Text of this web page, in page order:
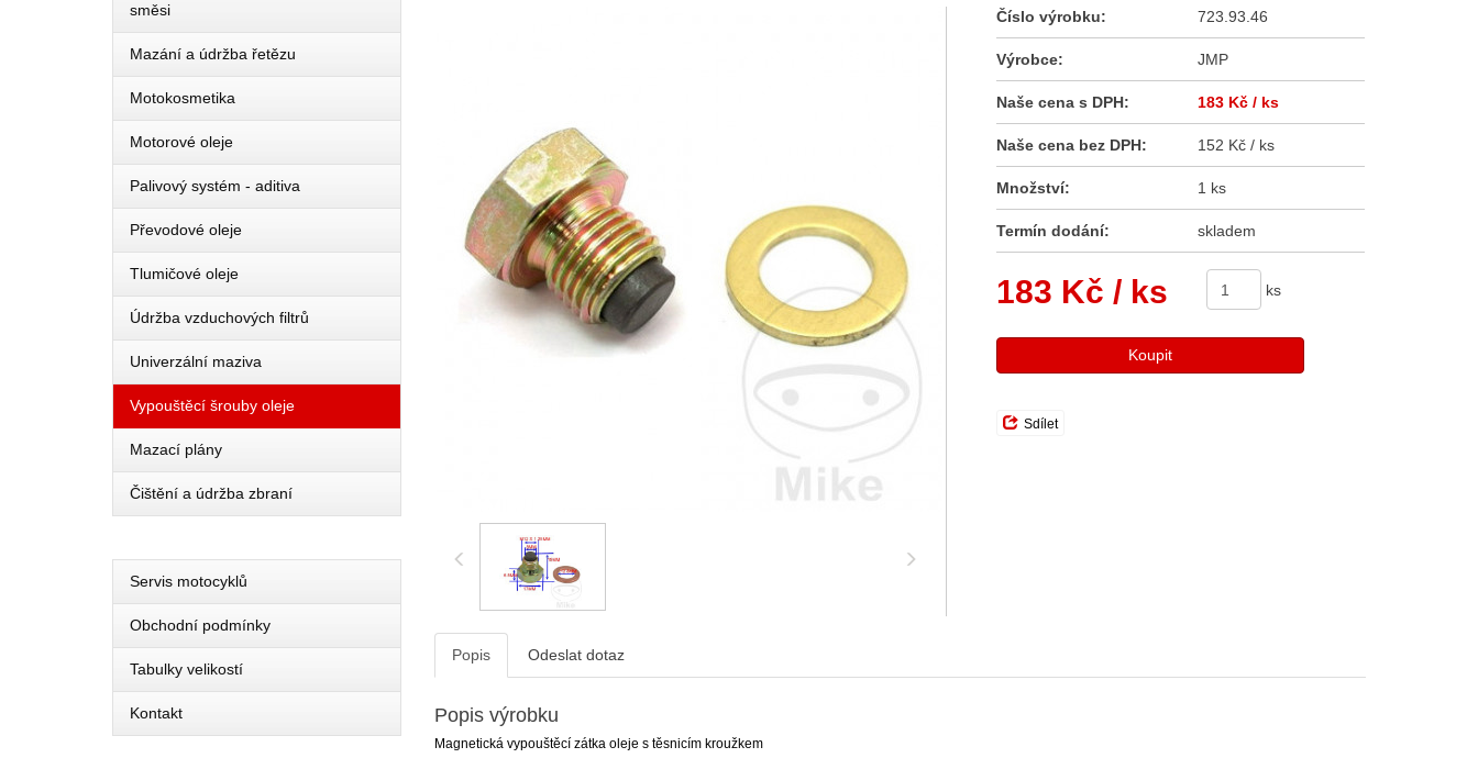
Číslo výrobku: 723.93.46
Výrobce: JMP
Naše cena s DPH: 183 Kč / ks
Naše cena bez DPH: 152 Kč / ks
Množství: 1 ks
Termín dodání: skladem
183 Kč / ks ks
Koupit
Sdílet
Popis Odeslat dotaz
Popis výrobku
Magnetická vypouštěcí zátka oleje s těsnicím kroužkem
směsi
Mazání a údržba řetězu
Motokosmetika
Motorové oleje
Palivový systém - aditiva
Převodové oleje
Tlumičové oleje
Údržba vzduchových filtrů
Univerzální maziva
Vypouštěcí šrouby oleje
Mazací plány
Čištění a údržba zbraní
Servis motocyklů
Obchodní podmínky
Tabulky velikostí
Kontakt